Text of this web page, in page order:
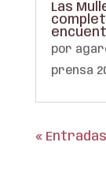
Las
por
prensa
«